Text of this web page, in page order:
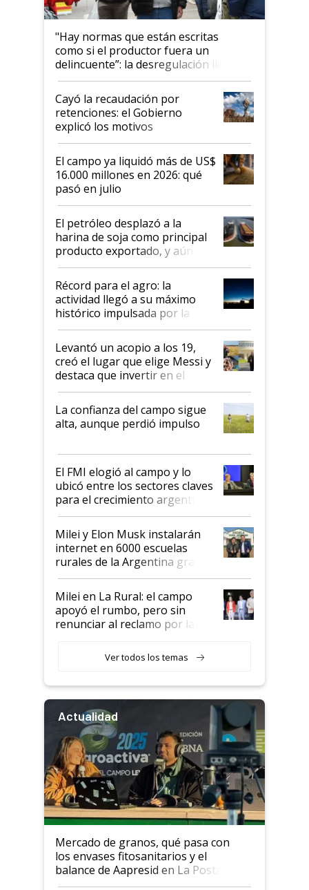
"Hay normas que están escritas
como si el productor fuera un
delincuente”: la desregulación llegó
al Congreso Aapresid y hasta se
habló del financiamiento al IPCVA
Cayó la recaudación por
retenciones: el Gobierno
explicó los motivos
El campo ya liquidó más de US$
16.000 millones en 2026: qué
pasó en julio
El petróleo desplazó a la
harina de soja como principal
producto exportado, y aún así
el agro aportó casi seis de cada
diez dólares y sostuvo el
liderazgo en un semestre
récord
Récord para el agro: la
actividad llegó a su máximo
histórico impulsada por la
cosecha y las exportaciones
Levantó un acopio a los 19,
creó el lugar que elige Messi y
destaca que invertir en el
kirchnerismo era como "darle
plata a un hijo para droga":
Juan Félix Rossetti, el libertario
que de una dura crisis salió
de Milei
La confianza del campo sigue
alta, aunque perdió impulso
El FMI elogió al campo y lo
ubicó entre los sectores claves
para el crecimiento argentino
Milei y Elon Musk instalarán
internet en 6000 escuelas
rurales de la Argentina gracias
a un acuerdo con Starlink
Milei en La Rural: el campo
apoyó el rumbo, pero sin
renunciar al reclamo por las
Ver todos los temas
Actualidad
Mercado de granos, qué pasa con
los envases fitosanitarios y el
balance de Aapresid en La Posta